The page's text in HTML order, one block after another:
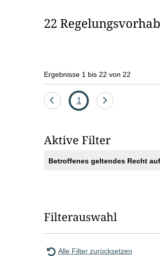
x
22
Ergebnisse 1 bis 22 von 22
Eine
Seite
1
Eine
Aktive Filter
Betroffenes geltendes Recht
Filterauswahl
Alle Filter zurücksetzen